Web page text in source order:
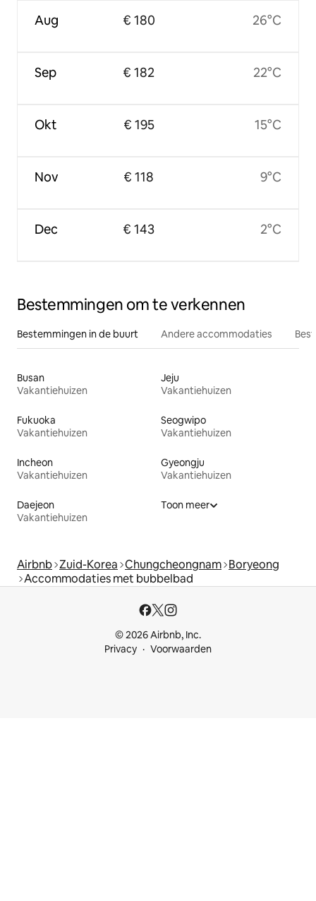
Aug
Sep
Okt
Nov
Dec
€ 180
€ 182
€ 195
€ 118
€ 143
26°C
22°C
15°C
9°C
2°C
Bestemmingen om te verkennen
Bestemmingen in de buurt Andere accommodaties
Busan
Vakantiehuizen
Jeju
Vakantiehuizen
Fukuoka
Vakantiehuizen
Seogwipo
Vakantiehuizen
Incheon
Vakantiehuizen
Gyeongju
Vakantiehuizen
Daejeon
Vakantiehuizen
Toon meer
Airbnb Zuid-Korea Chungcheongnam Boryeong
Accommodaties met bubbelbad
© 2026 Airbnb, Inc.
Privacy
Voorwaarden